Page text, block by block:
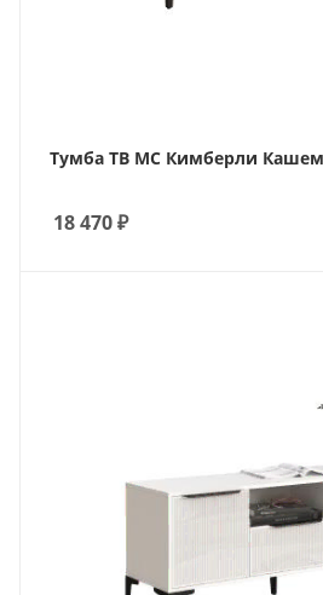
Тумба ТВ МС Кимберли
18 470₽